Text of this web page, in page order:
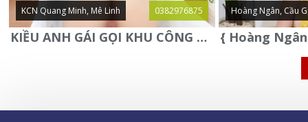
KCN Quang Minh, Mê Linh 0382976875
KIỀU ANH GÁI GỌI KHU CÔNG NGHIỆP QUANG MINH - MÊ LINH
Hoàng Ngân, Cầu